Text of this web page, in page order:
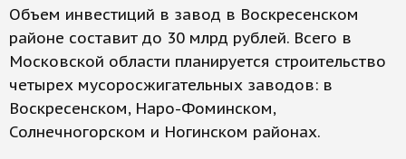
Объем инвестиций в завод в Воскресенском
районе составит до 30 млрд рублей. Всего в
Московской области планируется строительство
четырех мусоросжигательных заводов: в
Воскресенском, Наро-Фоминском,
Солнечногорском и Ногинском районах.